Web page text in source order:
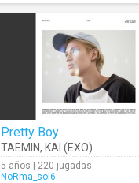
Pretty Boy
TAEMIN, KAI (EXO)
5 años | 220 jugadas
NoRma_sol6